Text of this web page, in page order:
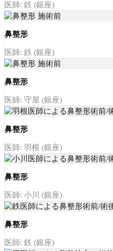
医師: 鉄 (銀座)
鼻整形
医師: 鉄 (銀座)
鼻整形
医師: 守屋 (銀座)
鼻整形
医師: 羽根 (銀座)
鼻整形
医師: 小川 (銀座)
鼻整形
医師: 鉄 (銀座)